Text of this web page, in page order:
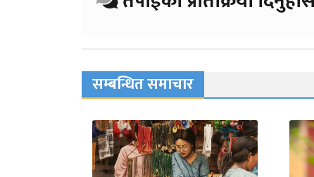
सम्बन्धित समाचार